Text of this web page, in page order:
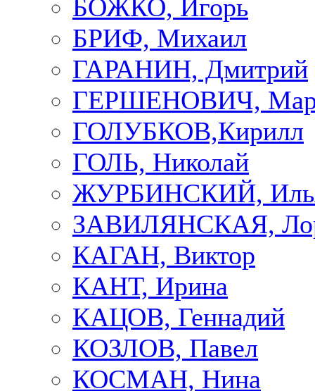
БОЖКО, Игорь
БРИФ, Михаил
ГАРАНИН, Дмитрий
ГЕРШЕНОВИЧ,
ГОЛУБКОВ,Кирилл
ГОЛЬ, Николай
ЖУРБИНСКИЙ,
ЗАВИЛЯНСКАЯ,
КАГАН, Виктор
КАНТ, Ирина
КАЦОВ, Геннадий
КОЗЛОВ, Павел
КОСМАН, Нина